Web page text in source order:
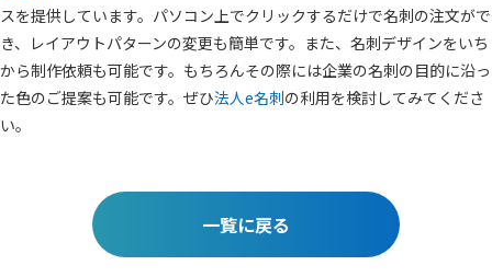
スを提供しています。パソコン上でクリックするだけで名刺の注文がで
き、レイアウトパターンの変更も簡単です。また、名刺デザインをいち
から制作依頼も可能です。もちろんその際には企業の名刺の目的に沿っ
た色のご提案も可能です。ぜひ法人e名刺の利用を検討してみてくださ
い。
一覧に戻る